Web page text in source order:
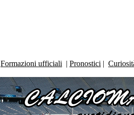
Formazioni ufficiali | Pronostici |